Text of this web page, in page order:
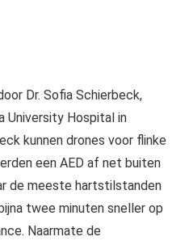
Dr. Sofia Schierbeck,
University Hospital in
kunnen drones voor flinke
een AED af net buiten
de meeste hartstilstanden
twee minuten sneller op
Naarmate de